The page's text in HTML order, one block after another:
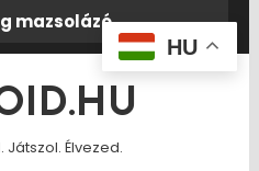
mazsolázó
Élvezed.
HU